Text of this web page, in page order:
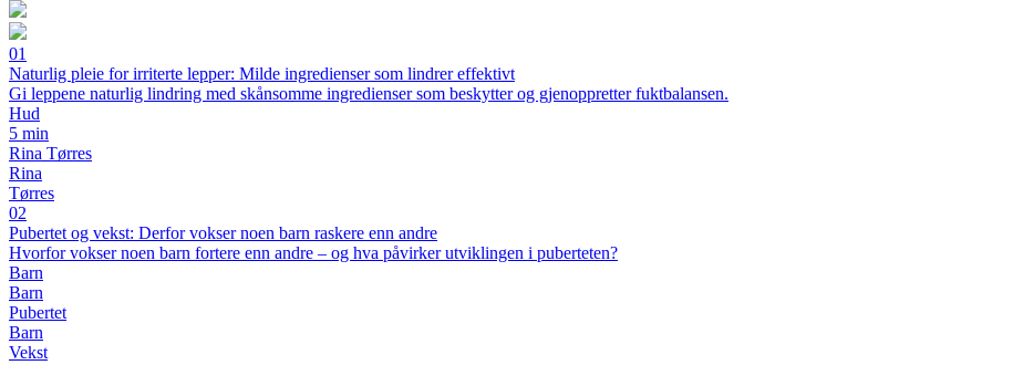
01
Naturlig pleie for irriterte lepper: Milde ingredienser som lindrer effektivt
Gi leppene naturlig lindring med skånsomme ingredienser som beskytter og gjenoppretter fuktbalansen.
Hud
5 min
Rina Tørres
Rina
Tørres
02
Pubertet og vekst: Derfor vokser noen barn raskere enn andre
Hvorfor vokser noen barn fortere enn andre – og hva påvirker utviklingen i puberteten?
Barn
Barn
Pubertet
Barn
Vekst